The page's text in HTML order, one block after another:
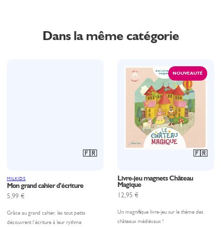
Dans la même catégorie
🇫🇷
MILKIDS
Mon grand cahier d’écriture
5,99€
Grâce au grand cahier, les tout petits
découvrent l’écriture à leur rythme
NOUVEAUTÉ
🇫🇷
Livre-jeu magnets Château
Magique
12,95 €
Un magnifique livre-jeu sur le thème des
châteaux médiévaux !